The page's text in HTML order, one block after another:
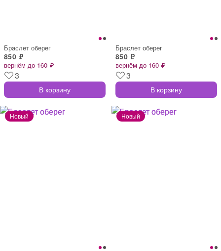
Браслет оберег
850 ₽
вернём до 160 ₽
3
В корзину
Браслет оберег
850 ₽
вернём до 160 ₽
3
В корзину